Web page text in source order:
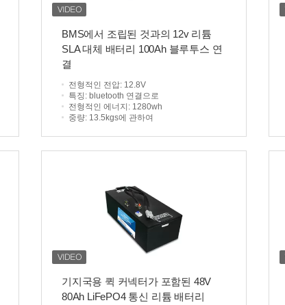
BMS에서 조립된 것과의 12v 리튬
SLA 대체 배터리 100Ah 블루투스 연
결
전형적인 전압: 12.8V
특징: bluetooth 연결으로
전형적인 에너지 : 1280wh
중량: 13.5kgs에 관하여
기지국용 퀵 커넥터가 포함된 48V
80Ah LiFePO4 통신 리튬 배터리